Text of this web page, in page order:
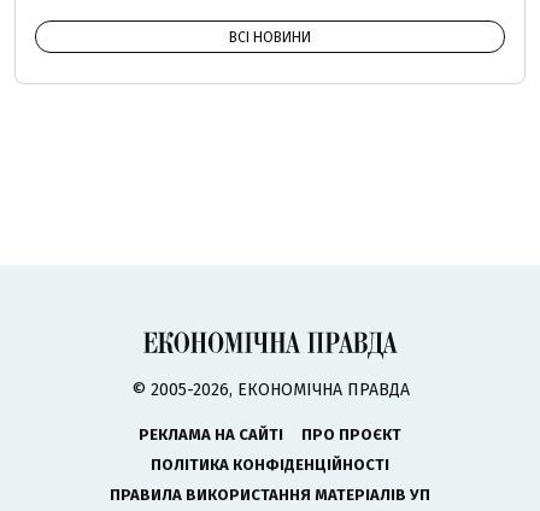
ВСІ НОВИНИ
© 2005-2026, ЕКОНОМІЧНА ПРАВДА
РЕКЛАМА НА САЙТІ
ПРО ПРОЄКТ
ПОЛІТИКА КОНФІДЕНЦІЙНОСТІ
ПРАВИЛА ВИКОРИСТАННЯ МАТЕРІАЛІВ УП